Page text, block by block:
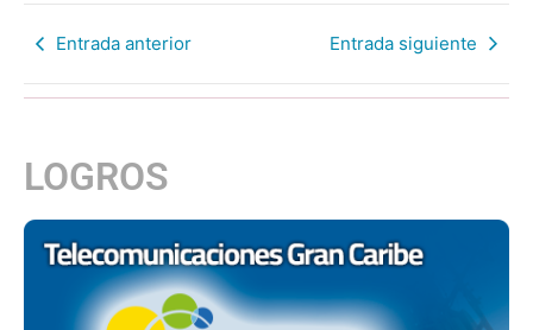
Entrada anterior Entrada siguiente
LOGROS